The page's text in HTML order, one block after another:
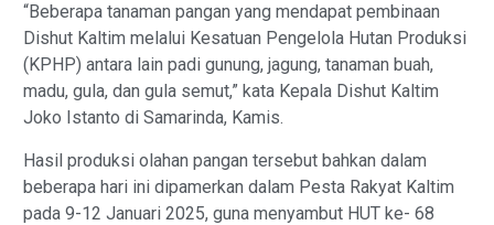
“Beberapa tanaman pangan yang mendapat pembinaan
Dishut Kaltim melalui Kesatuan Pengelola Hutan Produksi
(KPHP) antara lain padi gunung, jagung, tanaman buah,
madu, gula, dan gula semut,” kata Kepala Dishut Kaltim
Joko Istanto di Samarinda, Kamis.
Hasil produksi olahan pangan tersebut bahkan dalam
beberapa hari ini dipamerkan dalam Pesta Rakyat Kaltim
pada 9-12 Januari 2025, guna menyambut HUT ke- 68